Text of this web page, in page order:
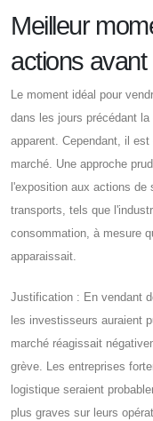
Meilleur
actions
Le moment idéal pour
dans les jours précédant
apparent. Cependant, il
marché. Une approche
l'exposition aux actions de
transports, tels que
consommation, à mesure
apparaissait.
Justification : En vendant
les investisseurs auraient
marché réagissait
grève. Les entreprises
logistique seraient
plus graves sur leurs